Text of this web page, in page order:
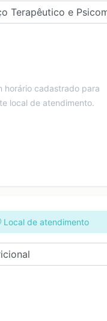
horário cadastrado para
local de atendimento.
Local de atendimento